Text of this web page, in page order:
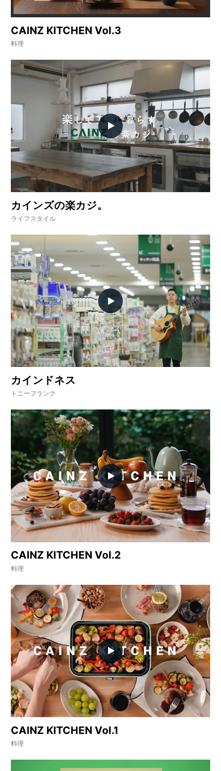
リ
エ
イ
タ
ー
R
E
O
ユ
ー
ザ
ー /
C
S
T
O
M
E
R
ス
タ
ッ
フ
/
C
A
N
Z
-
S
T
A
F
CAINZ KITCHEN Vol.3
料理
カインズの楽カジ。
ライフスタイル
カインドネス
トニーフランク
CAINZ KITCHEN Vol.2
料理
CAINZ KITCHEN Vol.1
料理